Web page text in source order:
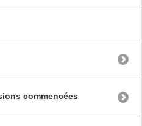
commencées